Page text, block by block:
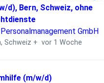
d), Bern, Schweiz, ohne
Personalmanagement GmbH
Schweiz + Veröffentlicht
vor 1 Woche
(m/w/d)